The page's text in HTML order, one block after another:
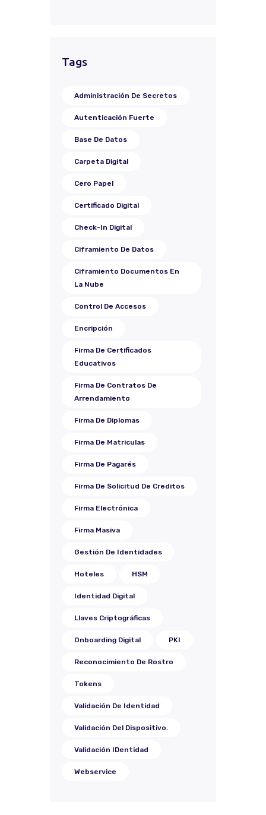
Tags
Administración De Secretos
Autenticación Fuerte
Base De Datos
Carpeta Digital
Cero Papel
Certificado Digital
Check-In Digital
Ciframiento De Datos
Ciframiento Documentos En
La Nube
Control De Accesos
Encripción
Firma De Certificados
Educativos
Firma De Contratos De
Arrendamiento
Firma De Diplomas
Firma De Matriculas
Firma De Pagarés
Firma De Solicitud De Creditos
Firma Electrónica
Firma Masiva
Gestión De Identidades
Hoteles HSM
Identidad Digital
Llaves Criptográficas
Onboarding Digital PKI
Reconocimiento De Rostro
Tokens
Validación De Identidad
Validación Del Dispositivo.
Validación IDentidad
Webservice